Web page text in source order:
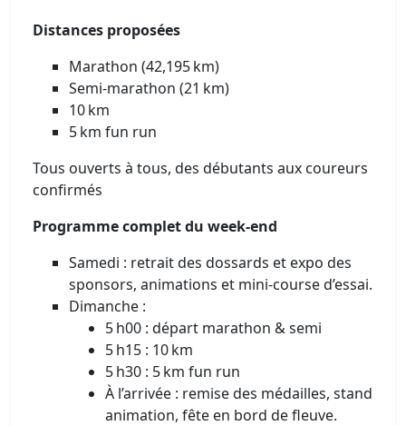
Distances proposées
Marathon (42,195 km)
Semi‑marathon (21 km)
10 km
5 km fun run
Tous ouverts à tous, des débutants aux coureurs
confirmés
Programme complet du week‑end
Samedi : retrait des dossards et expo des
sponsors, animations et mini-course d’essai.
Dimanche :
5 h00 : départ marathon & semi
5 h15 : 10 km
5 h30 : 5 km fun run
À l’arrivée : remise des médailles, stand
animation, fête en bord de fleuve.